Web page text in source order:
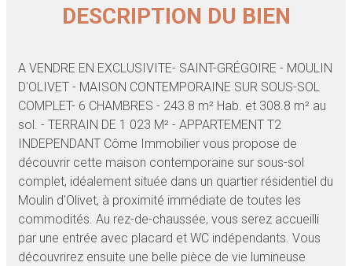
DESCRIPTION DU BIEN
A VENDRE EN EXCLUSIVITE- SAINT-GRÉGOIRE - MOULIN
D'OLIVET - MAISON CONTEMPORAINE SUR SOUS-SOL
COMPLET- 6 CHAMBRES - 243.8 m² Hab. et 308.8 m² au
sol. - TERRAIN DE 1 023 M² - APPARTEMENT T2
INDEPENDANT Côme Immobilier vous propose de
découvrir cette maison contemporaine sur sous-sol
complet, idéalement située dans un quartier résidentiel du
Moulin d'Olivet, à proximité immédiate de toutes les
commodités. Au rez-de-chaussée, vous serez accueilli
par une entrée avec placard et WC indépendants. Vous
découvrirez ensuite une belle pièce de vie lumineuse